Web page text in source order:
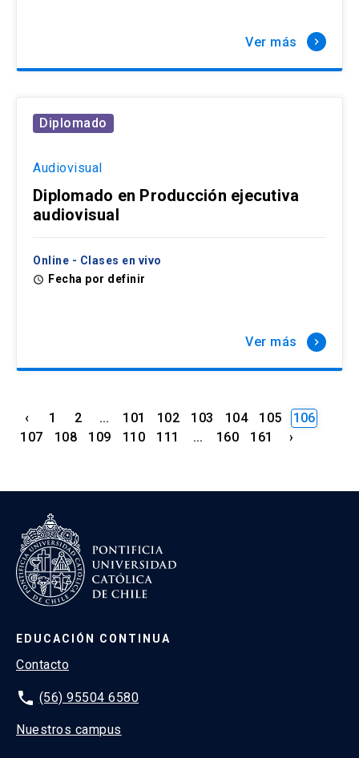
Ver más keyboard_arrow_right
Diplomado
Audiovisual
Diplomado en Producción ejecutiva
audiovisual
Online - Clases en vivo
access_time Fecha por definir
Ver más keyboard_arrow_right
‹ 1 2 ... 101 102 103 104 105
106
107
108 109 110 111 ... 160 161 ›
EDUCACIÓN CONTINUA
Contacto
phone (56) 95504 6580
Nuestros campus